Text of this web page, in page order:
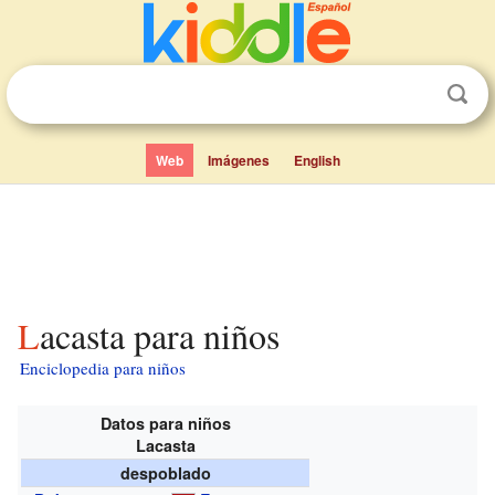
Web Imágenes English
Lacasta para niños
Enciclopedia para niños
Datos para niños
Lacasta
despoblado